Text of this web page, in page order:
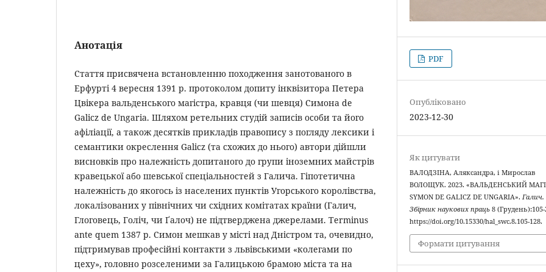
Анотація
Стаття присвячена встановленню походження занотованого в
Ерфурті 4 вересня 1391 р. протоколом допиту інквізитора Петера
Цвікера вальденського магістра, кравця (чи шевця) Симона de
Galicz de Ungaria. Шляхом ретельних студій записів особи та його
афіліації, а також десятків прикладів правопису з погляду лексики і
семантики окреслення Galicz (та схожих до нього) автори дійшли
висновків про належність допитаного до групи іноземних майстрів
кравецької або шевської спеціальностей з Галича. Гіпотетична
належність до якогось із населених пунктів Угорського королівства,
локалізованих у північних чи східних комітатах країни (Галич,
Глоговець, Голіч, чи Ґалоч) не підтверджена джерелами. Terminus
ante quem 1387 р. Симон мешкав у місті над Дністром та, очевидно,
підтримував професійні контакти з львівськими «колегами по
цеху», головно розселеними за Галицькою брамою міста та на
PDF
Опубліковано
2023-12-30
Як цитувати
ВАЛОДЗІНА, Аляксандра, і Мирослав
ВОЛОЩУК. 2023. «ВАЛЬДЕНСЬКИЙ
SYMON DE GALICZ DE UNGARIA».Галич.
Збірник наукових праць 8 (Грудень):105-
https://doi.org/10.15330/hal_swc.8.105-128.
Формати цитування